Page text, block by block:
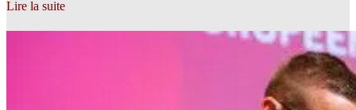
Lire la suite